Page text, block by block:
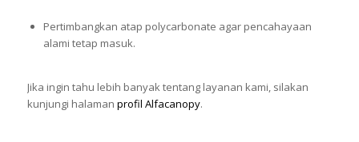
Pertimbangkan atap polycarbonate agar pencahayaan
alami tetap masuk.
Jika ingin tahu lebih banyak tentang layanan kami, silakan
kunjungi halaman profil Alfacanopy.